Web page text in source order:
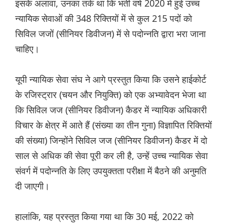
इसके अलावा, उनका तर्क था कि भर्ती वर्ष 2020 में हुई उच्च
न्यायिक सेवाओं की 348 रिक्तियों में से कुल 215 पदों को
सिविल जजों (सीनियर डिवीजन) में से पदोन्नति द्वारा भरा जाना
चाहिए।
यूपी न्यायिक सेवा संघ ने आगे प्रस्तुत किया कि उसने हाईकोर्ट
के रजिस्ट्रार (चयन और नियुक्ति) को एक अभ्यावेदन भेजा था
कि सिविल जज (सीनियर डिवीजन) कैडर में न्यायिक अधिकारी
विचार के क्षेत्र में आते हैं (संख्या का तीन गुना) विज्ञापित रिक्तियों
की संख्या) जिन्होंने सिविल जज (सीनियर डिवीजन) कैडर में दो
साल से अधिक की सेवा पूरी कर ली है, उन्हें उच्च न्यायिक सेवा
संवर्ग में पदोन्नति के लिए उपयुक्तता परीक्षा में बैठने की अनुमति
दी जाएगी।
हालांकि, यह प्रस्तुत किया गया था कि 30 मई, 2022 को